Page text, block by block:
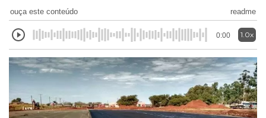
ouça este conteúdo readme
0:00 1.0x